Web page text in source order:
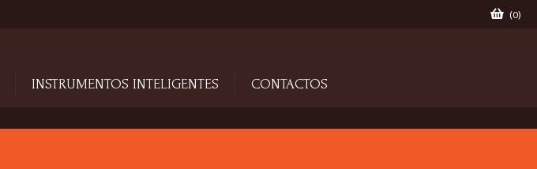
(0)
INSTRUMENTOS INTELIGENTES CONTACTOS